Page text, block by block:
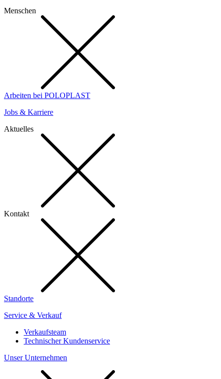
Menschen
Arbeiten bei POLOPLAST
Jobs & Karriere
Aktuelles
Kontakt
Standorte
Service & Verkauf
Verkaufsteam
Technischer Kundenservice
Unser Unternehmen